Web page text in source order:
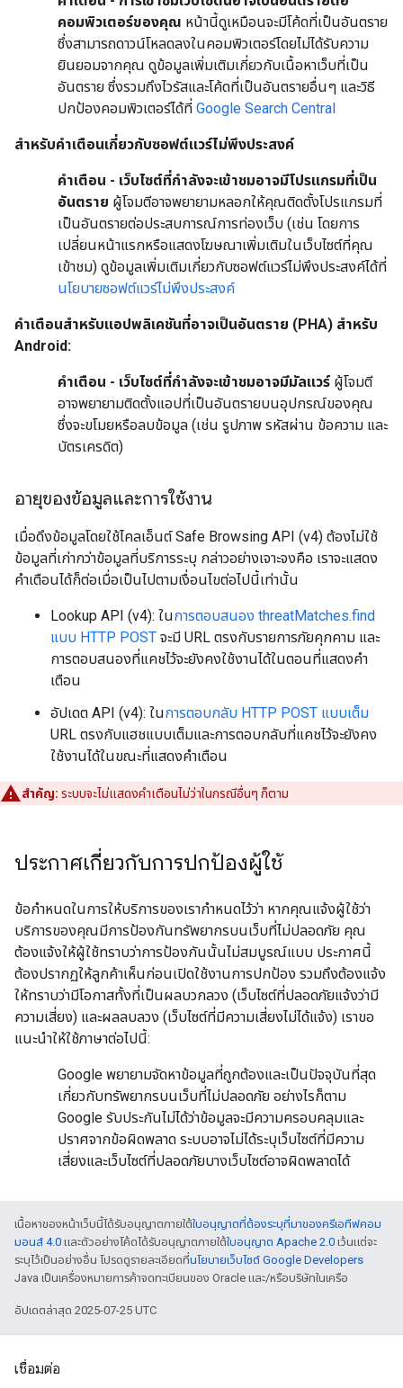
คอมพิวเตอร์ของคุณ หน้านี้ดูเหมือนจะมีโค้ดที่เป็นอันตราย
ซึ่งสามารถดาวน์โหลดลงในคอมพิวเตอร์โดยไม่ได้รับความ
ยินยอมจากคุณ ดูข้อมูลเพิ่มเติมเกี่ยวกับเนื้อหาเว็บที่เป็น
อันตราย ซึ่งรวมถึงไวรัสและโค้ดที่เป็นอันตรายอื่นๆ และวิธี
ปกป้องคอมพิวเตอร์ได้ที่ Google Search Central
สำหรับคำเตือนเกี่ยวกับซอฟต์แวร์ไม่พึงประสงค์
คำเตือน - เว็บไซต์ที่กำลังจะเข้าชมอาจมีโปรแกรมที่เป็น
อันตราย ผู้โจมตีอาจพยายามหลอกให้คุณติดตั้งโปรแกรมที่
เป็นอันตรายต่อประสบการณ์การท่องเว็บ (เช่น โดยการ
เปลี่ยนหน้าแรกหรือแสดงโฆษณาเพิ่มเติมในเว็บไซต์ที่คุณ
เข้าชม) ดูข้อมูลเพิ่มเติมเกี่ยวกับซอฟต์แวร์ไม่พึงประสงค์ได้ที่
นโยบายซอฟต์แวร์ไม่พึงประสงค์
คำเตือนสำหรับแอปพลิเคชันที่อาจเป็นอันตราย (PHA) สำหรับ
Android:
คำเตือน - เว็บไซต์ที่กำลังจะเข้าชมอาจมีมัลแวร์ ผู้โจมตี
อาจพยายามติดตั้งแอปที่เป็นอันตรายบนอุปกรณ์ของคุณ
ซึ่งจะขโมยหรือลบข้อมูล (เช่น รูปภาพ รหัสผ่าน ข้อความ และ
บัตรเครดิต)
อายุของข้อมูลและการใช้งาน
เมื่อดึงข้อมูลโดยใช้ไคลเอ็นต์ Safe Browsing API (v4) ต้องไม่ใช้
ข้อมูลที่เก่ากว่าข้อมูลที่บริการระบุ กล่าวอย่างเจาะจงคือ เราจะแสดง
คำเตือนได้ก็ต่อเมื่อเป็นไปตามเงื่อนไขต่อไปนี้เท่านั้น
Lookup API (v4): ในการตอบสนอง threatMatches.find
แบบ HTTP POST จะมี URL ตรงกับรายการภัยคุกคาม และ
การตอบสนองที่แคชไว้จะยังคงใช้งานได้ในตอนที่แสดงคำ
เตือน
อัปเดต API (v4): ในการตอบกลับ HTTP POST แบบเต็ม
URL ตรงกับแฮชแบบเต็มและการตอบกลับที่แคชไว้จะยังคง
ใช้งานได้ในขณะที่แสดงคำเตือน
สำคัญ: ระบบจะไม่แสดงคำเตือนไม่ว่าในกรณีอื่นๆ ก็ตาม
ประกาศเกี่ยวกับการปกป้องผู้ใช้
ข้อกำหนดในการให้บริการของเรากำหนดไว้ว่า หากคุณแจ้งผู้ใช้ว่า
บริการของคุณมีการป้องกันทรัพยากรบนเว็บที่ไม่ปลอดภัย คุณ
ต้องแจ้งให้ผู้ใช้ทราบว่าการป้องกันนั้นไม่สมบูรณ์แบบ ประกาศนี้
ต้องปรากฏให้ลูกค้าเห็นก่อนเปิดใช้งานการปกป้อง รวมถึงต้องแจ้ง
ให้ทราบว่ามีโอกาสทั้งที่เป็นผลบวกลวง (เว็บไซต์ที่ปลอดภัยแจ้งว่ามี
ความเสี่ยง) และผลลบลวง (เว็บไซต์ที่มีความเสี่ยงไม่ได้แจ้ง) เราขอ
แนะนำให้ใช้ภาษาต่อไปนี้:
Google พยายามจัดหาข้อมูลที่ถูกต้องและเป็นปัจจุบันที่สุด
เกี่ยวกับทรัพยากรบนเว็บที่ไม่ปลอดภัย อย่างไรก็ตาม
Google รับประกันไม่ได้ว่าข้อมูลจะมีความครอบคลุมและ
ปราศจากข้อผิดพลาด ระบบอาจไม่ได้ระบุเว็บไซต์ที่มีความ
เสี่ยงและเว็บไซต์ที่ปลอดภัยบางเว็บไซต์อาจผิดพลาดได้
เนื้อหาของหน้าเว็บนี้ได้รับอนุญาตภายใต้ใบอนุญาตที่ต้องระบุที่มาของครีเอทีฟคอม
มอนส์ 4.0 และตัวอย่างโค้ดได้รับอนุญาตภายใต้ใบอนุญาต Apache 2.0 เว้นแต่จะ
ระบุไว้เป็นอย่างอื่น โปรดดูรายละเอียดที่นโยบายเว็บไซต์ Google Developers
Java เป็นเครื่องหมายการค้าจดทะเบียนของ Oracle และ/หรือบริษัทในเครือ
อัปเดตล่าสุด 2025-07-25 UTC
เชื่อมต่อ